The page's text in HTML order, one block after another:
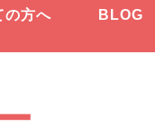
の方へ BLOG